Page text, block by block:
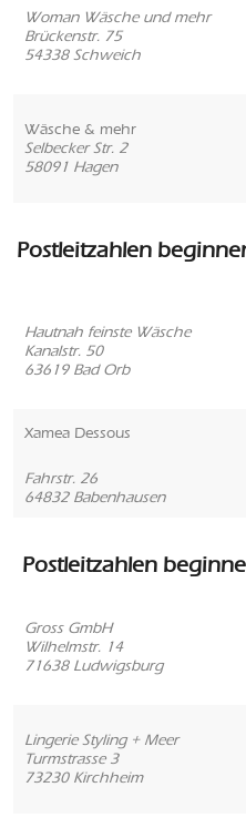
Woman Wäsche und mehr
Brückenstr. 75
54338 Schweich
Wäsche & mehr
Selbecker Str. 2
58091 Hagen
Postleitzahlen
Hautnah feinste Wäsche
Kanalstr. 50
63619 Bad Orb
Xamea Dessous
Fahrstr. 26
64832 Babenhausen
Postleitzahlen
Gross GmbH
Wilhelmstr. 14
71638 Ludwigsburg
Lingerie Styling + Meer
Turmstrasse 3
73230 Kirchheim